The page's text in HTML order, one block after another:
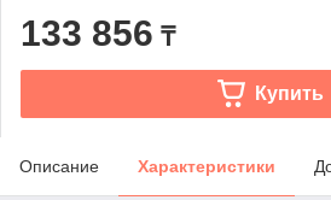
133 856 ₸
Купить
Описание Характеристики